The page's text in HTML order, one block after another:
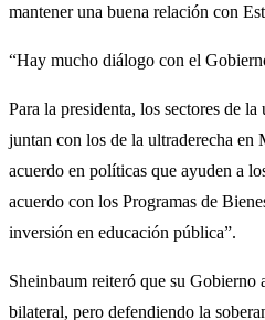
mantener una buena relación con
“Hay mucho diálogo con el
Para la presidenta, los sectores de
juntan con los de la ultraderecha en
acuerdo en políticas que ayuden a
acuerdo con los Programas de
inversión en educación pública”.
Sheinbaum reiteró que su Gobierno
bilateral, pero defendiendo la